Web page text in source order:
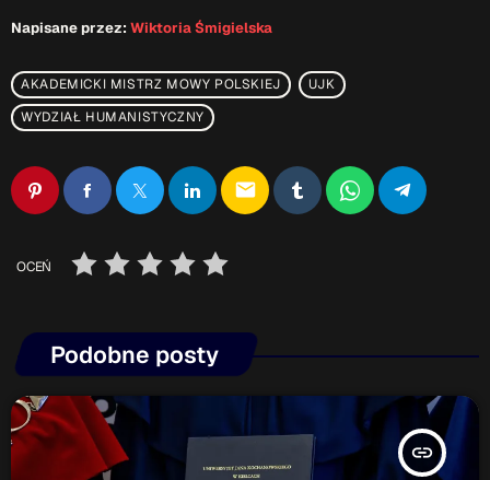
Napisane przez: Wiktoria Śmigielska
AKADEMICKI MISTRZ MOWY POLSKIEJ
UJK
WYDZIAŁ HUMANISTYCZNY
email
OCEŃ
Podobne posty
insert_link